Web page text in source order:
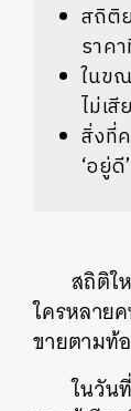
สถิติ
ราค
ในข
ไม่เ
สิ่งที่
‘อยู่ดี’
สถิติใ
ใครหลาย
ขายตามท้
ในวัน